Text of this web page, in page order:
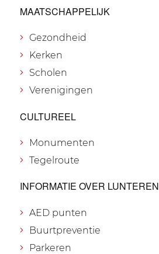
MAATSCHAPPELIJK
Gezondheid
Kerken
Scholen
Verenigingen
CULTUREEL
Monumenten
Tegelroute
INFORMATIE OVER LUNTEREN
AED punten
Buurtpreventie
Parkeren